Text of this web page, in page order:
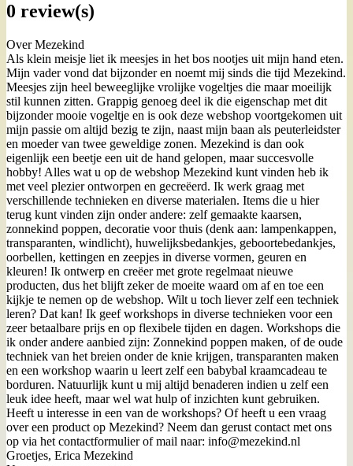
0 review(s)
Over Mezekind
Als klein meisje liet ik meesjes in het bos nootjes uit mijn hand eten.
Mijn vader vond dat bijzonder en noemt mij sinds die tijd Mezekind.
Meesjes zijn heel beweeglijke vrolijke vogeltjes die maar moeilijk
stil kunnen zitten. Grappig genoeg deel ik die eigenschap met dit
bijzonder mooie vogeltje en is ook deze webshop voortgekomen uit
mijn passie om altijd bezig te zijn, naast mijn baan als peuterleidster
en moeder van twee geweldige zonen. Mezekind is dan ook
eigenlijk een beetje een uit de hand gelopen, maar succesvolle
hobby! Alles wat u op de webshop Mezekind kunt vinden heb ik
met veel plezier ontworpen en gecreëerd. Ik werk graag met
verschillende technieken en diverse materialen. Items die u hier
terug kunt vinden zijn onder andere: zelf gemaakte kaarsen,
zonnekind poppen, decoratie voor thuis (denk aan: lampenkappen,
transparanten, windlicht), huwelijksbedankjes, geboortebedankjes,
oorbellen, kettingen en zeepjes in diverse vormen, geuren en
kleuren! Ik ontwerp en creëer met grote regelmaat nieuwe
producten, dus het blijft zeker de moeite waard om af en toe een
kijkje te nemen op de webshop. Wilt u toch liever zelf een techniek
leren? Dat kan! Ik geef workshops in diverse technieken voor een
zeer betaalbare prijs en op flexibele tijden en dagen. Workshops die
ik onder andere aanbied zijn: Zonnekind poppen maken, of de oude
techniek van het breien onder de knie krijgen, transparanten maken
en een workshop waarin u leert zelf een babybal kraamcadeau te
borduren. Natuurlijk kunt u mij altijd benaderen indien u zelf een
leuk idee heeft, maar wel wat hulp of inzichten kunt gebruiken.
Heeft u interesse in een van de workshops? Of heeft u een vraag
over een product op Mezekind? Neem dan gerust contact met ons
op via het contactformulier of mail naar: info@mezekind.nl
Groetjes, Erica Mezekind